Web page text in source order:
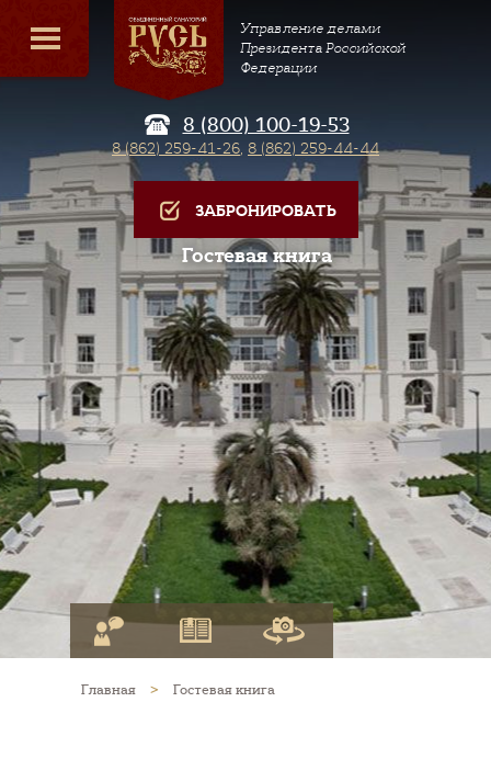
Управление делами
Президента Российской
Федерации
8 (800) 100-19-53
8 (862) 259-41-26, 8 (862) 259-44-44
ЗАБРОНИРОВАТЬ
Гостевая книга
Главная > Гостевая книга